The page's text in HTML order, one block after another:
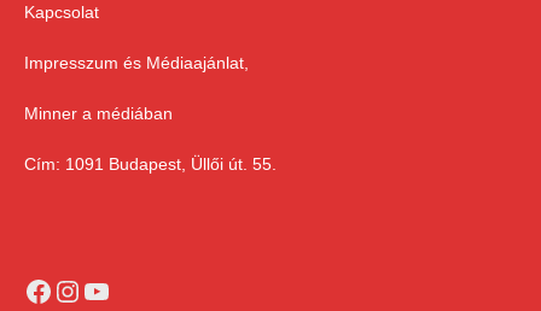
Kapcsolat
Impresszum és Médiaajánlat,
Minner a médiában
Cím: 1091 Budapest, Üllői út. 55.
Facebook
Instagram
YouTube